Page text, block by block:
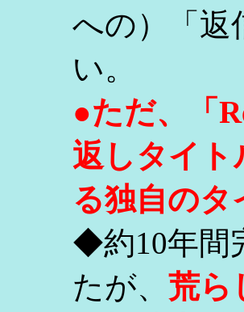
への）「返
い。
●ただ、「
返しタイト
る独自の
◆約10年間
たが、 荒ら